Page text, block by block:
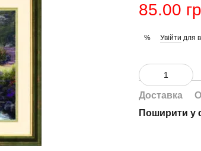
85.00
% Увійти для
Доставка
Поширити у